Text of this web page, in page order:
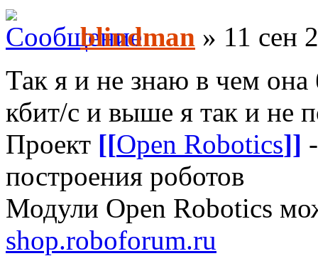
blindman » 11 сен
Так я и не знаю в чем
кбит/с и выше я так и не
Проект [[Open Robotics]]
построения роботов
Модули Open Robotics
shop.roboforum.ru